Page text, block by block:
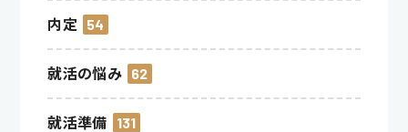
内定 54
就活の悩み 62
就活準備 131